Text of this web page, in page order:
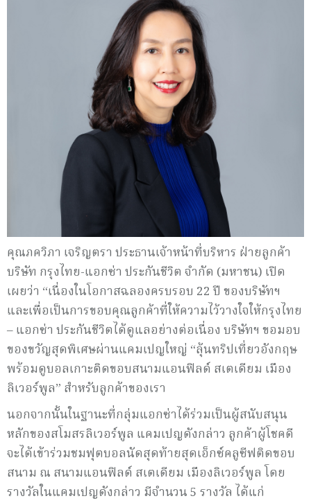
คุณภควิภา เจริญตรา ประธานเจ้าหน้าที่บริหาร ฝ่ายลูกค้า
บริษัท กรุงไทย-แอกซ่า ประกันชีวิต จำกัด (มหาชน) เปิด
เผยว่า “เนื่องในโอกาสฉลองครบรอบ 22 ปี ของบริษัทฯ
และเพื่อเป็นการขอบคุณลูกค้าที่ให้ความไว้วางใจให้กรุงไทย
– แอกซ่า ประกันชีวิตได้ดูแลอย่างต่อเนื่อง บริษัทฯ ขอมอบ
ของขวัญสุดพิเศษผ่านแคมเปญใหญ่ “ลุ้นทริปเที่ยวอังกฤษ
พร้อมดูบอลเกาะติดขอบสนามแอนฟิลด์ สเตเดียม เมือง
ลิเวอร์พูล” สำหรับลูกค้าของเรา
นอกจากนั้นในฐานะที่กลุ่มแอกซ่าได้ร่วมเป็นผู้สนับสนุน
หลักของสโมสรลิเวอร์พูล แคมเปญดังกล่าว ลูกค้าผู้โชคดี
จะได้เข้าร่วมชมฟุตบอลนัดสุดท้ายสุดเอ็กซ์คลูซีฟติดขอบ
สนาม ณ สนามแอนฟิลด์ สเตเดียม เมืองลิเวอร์พูล โดย
รางวัลในแคมเปญดังกล่าว มีจำนวน 5 รางวัล ได้แก่